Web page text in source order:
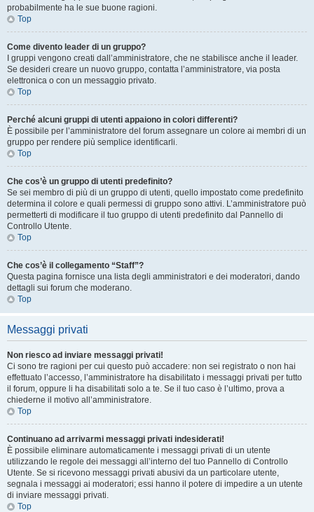
probabilmente ha le sue buone ragioni.
Top
Come divento leader di un gruppo?
I gruppi vengono creati dall’amministratore, che ne stabilisce anche il leader.
Se desideri creare un nuovo gruppo, contatta l’amministratore, via posta
elettronica o con un messaggio privato.
Top
Perché alcuni gruppi di utenti appaiono in colori differenti?
È possibile per l’amministratore del forum assegnare un colore ai membri di un
gruppo per rendere più semplice identificarli.
Top
Che cos’è un gruppo di utenti predefinito?
Se sei membro di più di un gruppo di utenti, quello impostato come predefinito
determina il colore e quali permessi di gruppo sono attivi. L’amministratore può
permetterti di modificare il tuo gruppo di utenti predefinito dal Pannello di
Controllo Utente.
Top
Che cos’è il collegamento “Staff”?
Questa pagina fornisce una lista degli amministratori e dei moderatori, dando
dettagli sui forum che moderano.
Top
Messaggi privati
Non riesco ad inviare messaggi privati!
Ci sono tre ragioni per cui questo può accadere: non sei registrato o non hai
effettuato l’accesso, l’amministratore ha disabilitato i messaggi privati per tutto
il forum, oppure li ha disabilitati solo a te. Se il tuo caso è l’ultimo, prova a
chiederne il motivo all’amministratore.
Top
Continuano ad arrivarmi messaggi privati indesiderati!
È possibile eliminare automaticamente i messaggi privati ​​di un utente
utilizzando le regole dei messaggi all’interno del tuo Pannello di Controllo
Utente. Se si ricevono messaggi privati ​​abusivi da un particolare utente,
segnala i messaggi ai moderatori; essi hanno il potere di impedire a un utente
di inviare messaggi privati​​.
Top